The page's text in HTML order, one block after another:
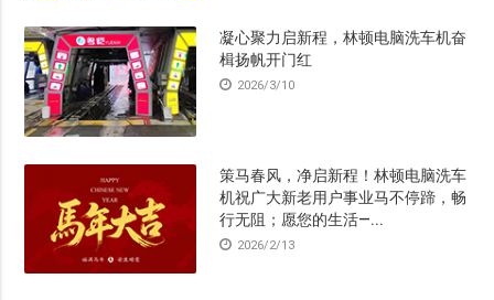
凝心聚力启新程，林顿电脑洗车机奋
楫扬帆开门红
2026/3/10
策马春风，净启新程！林顿电脑洗车
机祝广大新老用户事业马不停蹄，畅
行无阻；愿您的生活—...
2026/2/13